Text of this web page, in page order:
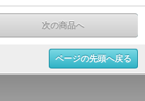
次の商品へ
ページの先頭へ戻る